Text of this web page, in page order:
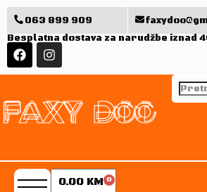
063 899 909
Besplatna dostava za narudžbe iznad
0.00 KM 0